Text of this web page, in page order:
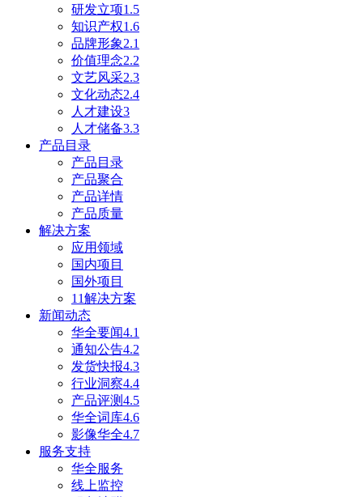
研发立项1.5
知识产权1.6
品牌形象2.1
价值理念2.2
文艺风采2.3
文化动态2.4
人才建设3
人才储备3.3
产品目录
产品目录
产品聚合
产品详情
产品质量
解决方案
应用领域
国内项目
国外项目
11解决方案
新闻动态
华全要闻4.1
通知公告4.2
发货快报4.3
行业洞察4.4
产品评测4.5
华全词库4.6
影像华全4.7
服务支持
华全服务
线上监控